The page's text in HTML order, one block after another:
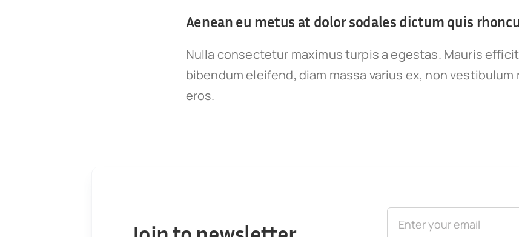
Aenean eu metus at dolor sodales dictum quis
Nulla consectetur maximus turpis a egestas. Mauris
bibendum eleifend, diam massa varius ex, non vestibulum
eros.